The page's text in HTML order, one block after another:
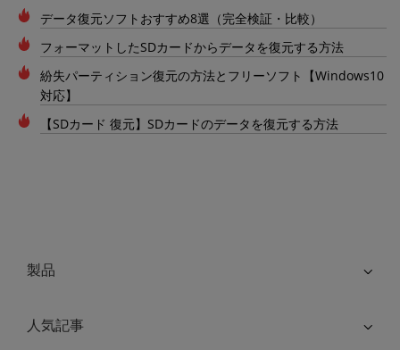
データ復元ソフトおすすめ8選（完全検証・比較）
フォーマットしたSDカードからデータを復元する方法
紛失パーティション復元の方法とフリーソフト【Windows10
対応】
【SDカード 復元】SDカードのデータを復元する方法
製品
人気記事